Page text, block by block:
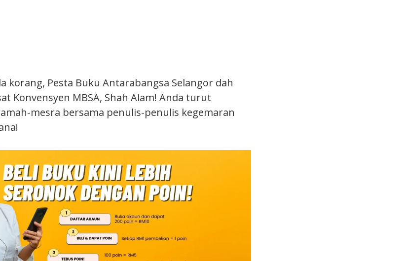
korang, Pesta Buku Antarabangsa Selangor dah
Konvensyen MBSA, Shah Alam! Anda turut
mesra bersama penulis-penulis kegemaran